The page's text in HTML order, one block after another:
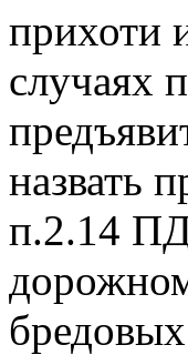
прихоти
случаях
назвать
п.2.14